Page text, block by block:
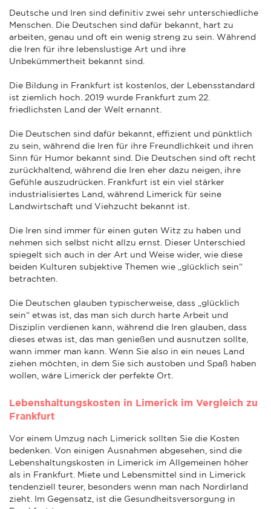
Deutsche und Iren sind definitiv zwei sehr unterschiedliche
Menschen. Die Deutschen sind dafür bekannt, hart zu
arbeiten, genau und oft ein wenig streng zu sein. Während
die Iren für ihre lebenslustige Art und ihre
Unbekümmertheit bekannt sind.
Die Bildung in Frankfurt ist kostenlos, der Lebensstandard
ist ziemlich hoch. 2019 wurde Frankfurt zum 22.
friedlichsten Land der Welt ernannt.
Die Deutschen sind dafür bekannt, effizient und pünktlich
zu sein, während die Iren für ihre Freundlichkeit und ihren
Sinn für Humor bekannt sind. Die Deutschen sind oft recht
zurückhaltend, während die Iren eher dazu neigen, ihre
Gefühle auszudrücken. Frankfurt ist ein viel stärker
industrialisiertes Land, während Limerick für seine
Landwirtschaft und Viehzucht bekannt ist.
Die Iren sind immer für einen guten Witz zu haben und
nehmen sich selbst nicht allzu ernst. Dieser Unterschied
spiegelt sich auch in der Art und Weise wider, wie diese
beiden Kulturen subjektive Themen wie „glücklich sein“
betrachten.
Die Deutschen glauben typischerweise, dass „glücklich
sein“ etwas ist, das man sich durch harte Arbeit und
Disziplin verdienen kann, während die Iren glauben, dass
dieses etwas ist, das man genießen und ausnutzen sollte,
wann immer man kann. Wenn Sie also in ein neues Land
ziehen möchten, in dem Sie sich austoben und Spaß haben
wollen, wäre Limerick der perfekte Ort.
Lebenshaltungskosten in Limerick im Vergleich zu
Frankfurt
Vor einem Umzug nach Limerick sollten Sie die Kosten
bedenken. Von einigen Ausnahmen abgesehen, sind die
Lebenshaltungskosten in Limerick im Allgemeinen höher
als in Frankfurt. Miete und Lebensmittel sind in Limerick
tendenziell teurer, besonders wenn man nach Nordirland
zieht. Im Gegensatz, ist die Gesundheitsversorgung in